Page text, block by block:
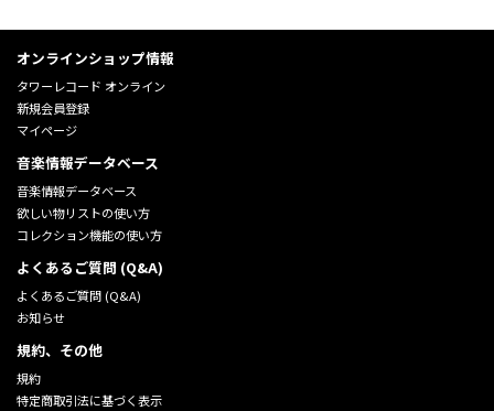
オンラインショップ情報
タワーレコード オンライン
新規会員登録
マイページ
音楽情報データベース
音楽情報データベース
欲しい物リストの使い方
コレクション機能の使い方
よくあるご質問 (Q&A)
よくあるご質問 (Q&A)
お知らせ
規約、その他
規約
特定商取引法に基づく表示